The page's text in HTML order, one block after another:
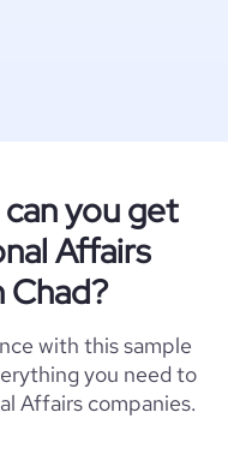
you get
Affairs
Chad?
with this sample
you need to
Affairs companies.